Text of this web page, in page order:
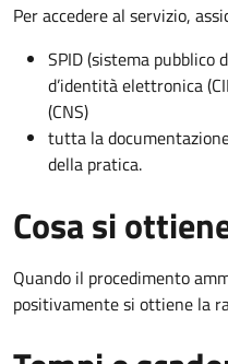
Per accedere al servizio,
SPID (sistema
d’identità elettronica
(CNS)
tutta la
della pratica.
Cosa si
Quando il procedimento
positivamente si ottiene la